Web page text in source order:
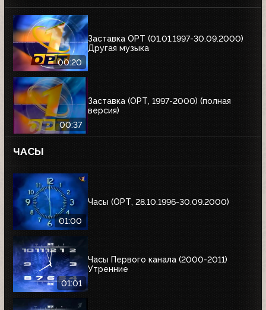
00:20
Заставка ОРТ (01.01.1997-30.09.2000)
Другая музыка
00:37
Заставка (ОРТ, 1997-2000) (полная
версия)
ЧАСЫ
01:00
Часы (ОРТ, 28.10.1996-30.09.2000)
01:01
Часы Первого канала (2000-2011)
Утренние